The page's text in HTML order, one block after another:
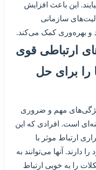
این باعث افزایش
سازمانی
و بهره‌وری کمک می‌کند.
ارتباطی قوی
را برای حل
مهم و ضروری
است. افرادی که این
ارتباط موثر با
دارند. آنها می‌توانند به
را به خوبی ارتباط